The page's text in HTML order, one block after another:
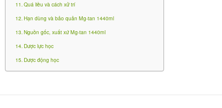
Bệnh nhân có chế độ dinh dưỡng cần nhiều năng
lượng: tiêm truyền tĩnh mạch nhỏ giọt với mức liều
1,0–2,0 g acid amin toàn phần /kg cân nặng/ngày
(tương đương với 0,15-0,30 g nitrogen/kg cân
nặng/ngày.
phần/kg cân nặng/ngày hay 0,10-0,15g nitrogen/kg
Quá liều và cách xử trí
Hạn dùng và bảo quản Mg-tan 1440ml
Nguồn gốc, xuất xứ Mg-tan 1440ml
Dược lực học
Dược động học